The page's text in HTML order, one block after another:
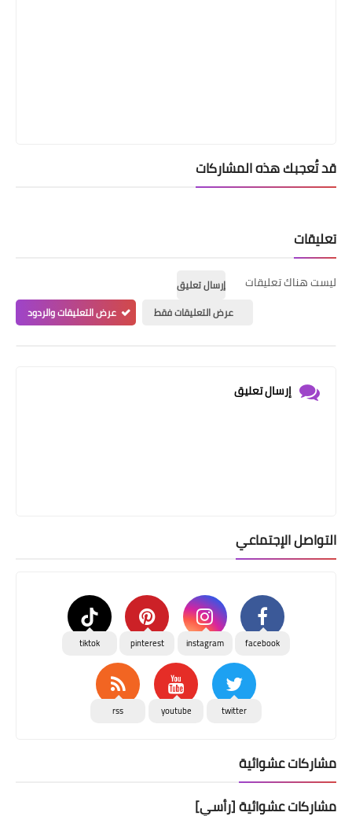
قد تُعجبك هذه المشاركات
تعليقات
ليست هناك تعليقات
إرسال تعليق
عرض التعليقات فقط
عرض التعليقات والردود
إرسال تعليق
التواصل الإجتماعي
facebook
instagram
pinterest
tiktok
twitter
youtube
rss
مشاركات عشوائية
مشاركات عشوائية [رأسي]